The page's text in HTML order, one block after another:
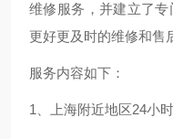
维修服务，并建立了
更好更及时的维修和售
服务内容如下：
1、上海附近地区24小